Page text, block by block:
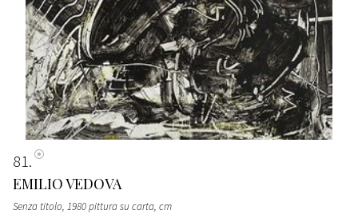
81
EMILIO VEDOVA
Senza titolo, 1980 pittura su carta, cm